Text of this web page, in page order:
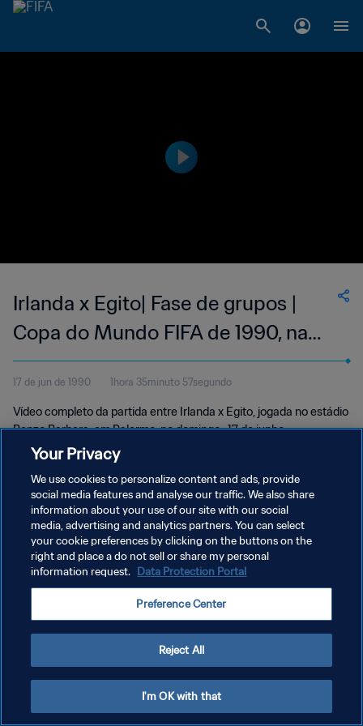
Irlanda x Egito| Fase de grupos |
Copa do Mundo FIFA de 1990, na
Itália | Jogo Completo
17 de jun de 1990 1hora 35minuto 57segundo
Vídeo completo da partida entre Irlanda x Egito, jogada no estádio
Renzo Barbera, em Palermo, no domingo , 17 de junho.
POLÍTICA DE PRIVACIDADE
TERMOS DE SERVIÇO
ADMINISTRAR AS PREFERÊNCIAS DE COOKIES
Your Privacy
We use cookies to personalize content and ads, provide
social media features and analyse our traffic. We also share
information about your use of our site with our social
media, advertising and analytics partners. You can select
your cookie preferences by clicking on the buttons on the
right and place a do not sell or share my personal
information request. Data Protection Portal
Preference Center
Reject All
I'm OK with that